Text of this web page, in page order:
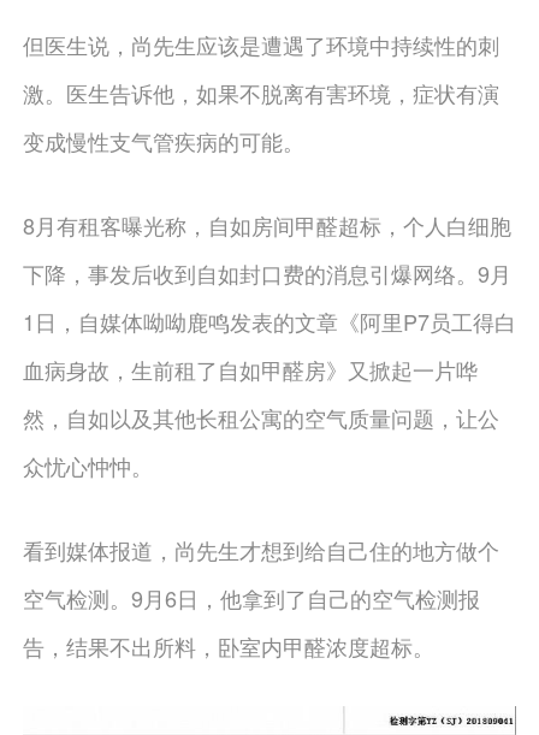
但医生说，尚先生应该是遭遇了环境中持续性的刺
激。医生告诉他，如果不脱离有害环境，症状有演
变成慢性支气管疾病的可能。
8月有租客曝光称，自如房间甲醛超标，个人白细胞
下降，事发后收到自如封口费的消息引爆网络。9月
1日，自媒体呦呦鹿鸣发表的文章《阿里P7员工得白
血病身故，生前租了自如甲醛房》又掀起一片哗
然，自如以及其他长租公寓的空气质量问题，让公
众忧心忡忡。
看到媒体报道，尚先生才想到给自己住的地方做个
空气检测。9月6日，他拿到了自己的空气检测报
告，结果不出所料，卧室内甲醛浓度超标。